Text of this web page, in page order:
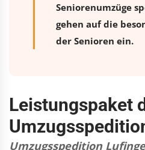
Seniorenumzüge
gehen auf die
der Senioren ein.
Leistungspaket
Umzugsspedition